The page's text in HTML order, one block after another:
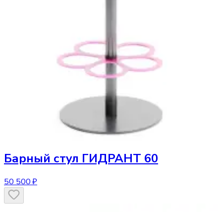
Барный стул ГИДРАНТ 60
50 500 ₽